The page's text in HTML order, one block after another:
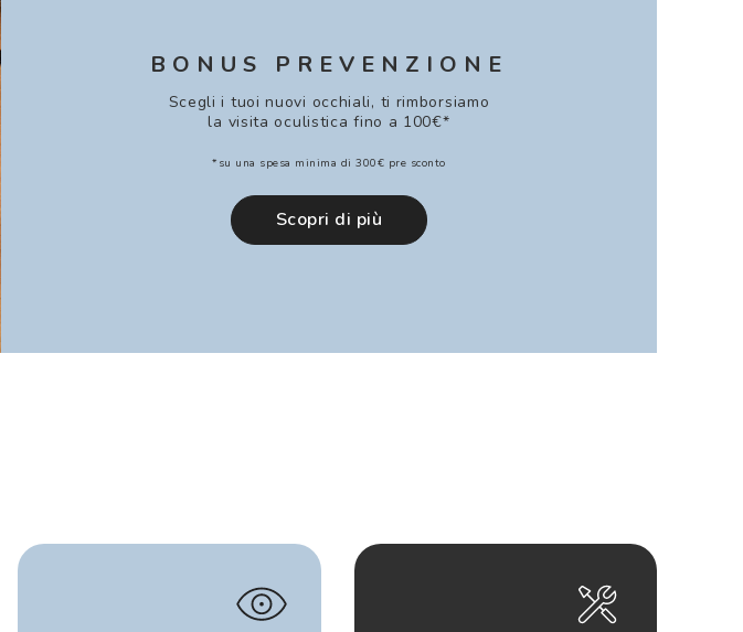
BONUS PREVENZIONE
Scegli i tuoi nuovi occhiali, ti rimborsiamo
la visita oculistica fino a 100€*
*su una spesa minima di 300€ pre sconto
Scopri di più